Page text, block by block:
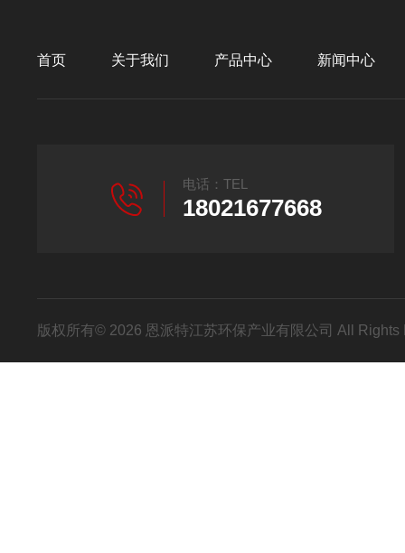
首页 关于我们 产品中心 新闻中心
电话：TEL
18021677668
版权所有© 2026 恩派特江苏环保产业有限公司 All